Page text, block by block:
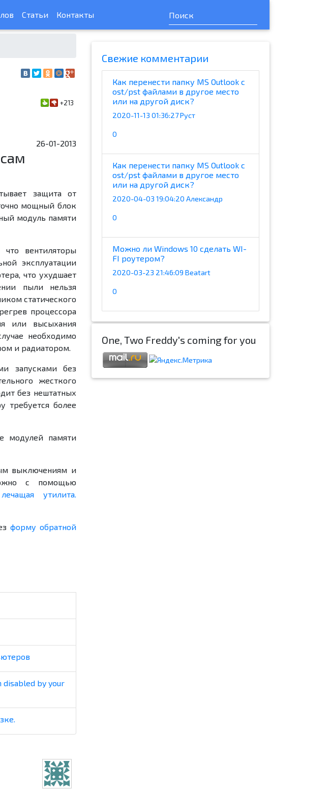
Статьи Контакты
+213
26-01-2013
защита от
мощный блок
модуль памяти
вентиляторы
эксплуатации
что ухудшает
пыли нельзя
статического
процессора
или высыхания
необходимо
и радиатором.
запусками без
жесткого
без нештатных
требуется более
модулей памяти
выключениям и
с помощью
утилита.
форму обратной
disabled by your
Cвежие комментарии
Как перенести папку MS Outlook с
ost/pst файлами в другое место
или на другой диск?
2020-11-13 01:36:27 Руст
0
Как перенести папку MS Outlook с
ost/pst файлами в другое место
или на другой диск?
2020-04-03 19:04:20 Александр
0
Можно ли Windows 10 сделать WI-
FI роутером?
2020-03-23 21:46:09 Beatart
0
One, Two Freddy's coming for you